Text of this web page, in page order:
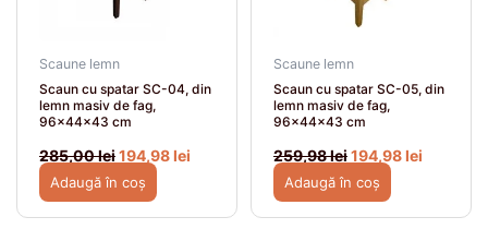
Scaune lemn
Scaun cu spatar SC-04, din
lemn masiv de fag,
96x44x43 cm
285,00lei194,98lei
Adaugă în coș
Scaune lemn
Scaun cu spatar SC-05, din
lemn masiv de fag,
96x44x43 cm
259,98lei194,98lei
Adaugă în coș